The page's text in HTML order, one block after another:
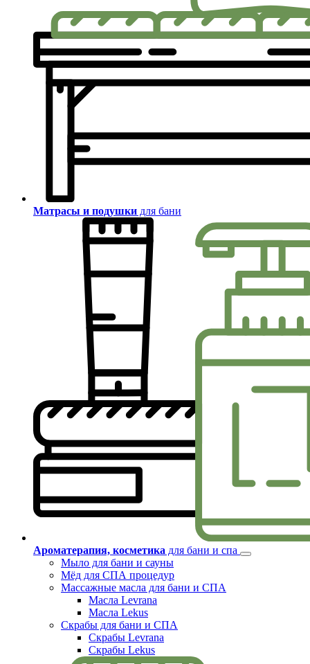
Матрасы и подушки для бани
Ароматерапия, косметика для бани и спа
Мыло для бани и сауны
Мёд для СПА процедур
Массажные масла для бани и СПА
Масла Levrana
Масла Lekus
Скрабы для бани и СПА
Скрабы Levrana
Скрабы Lekus